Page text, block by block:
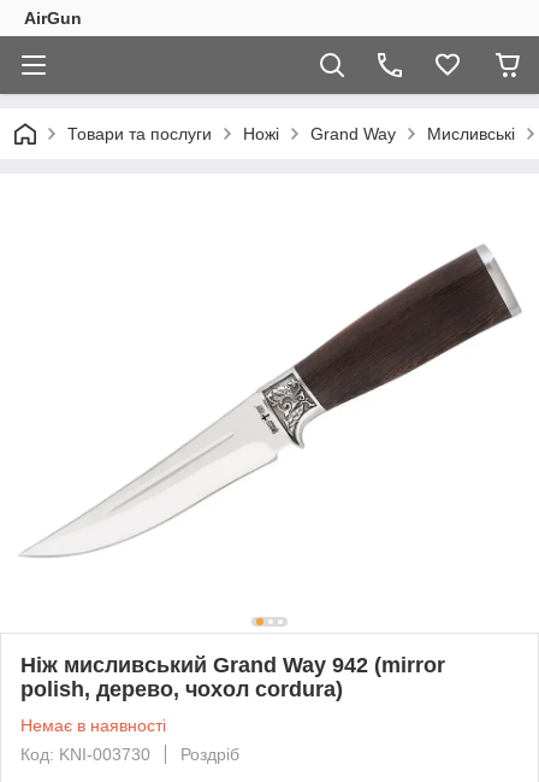
AirGun
Товари та послуги Ножі Grand Way Мисливські
Ніж мисливський Grand Way 942 (mirror
polish, дерево, чохол cordura)
Немає в наявності
Код: KNI-003730
Роздріб